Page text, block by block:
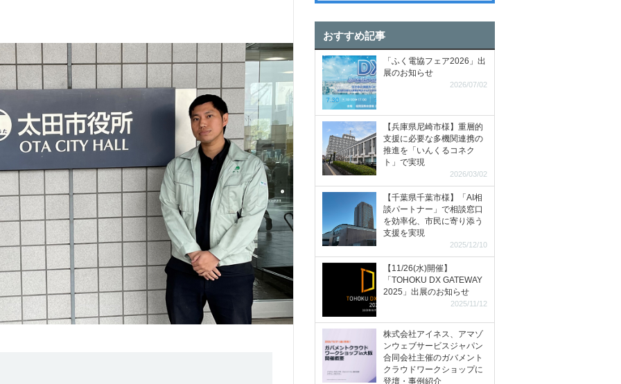
おすすめ記事
「ふく電協フェア2026」出
展のお知らせ
2026/07/02
【兵庫県尼崎市様】重層的
支援に必要な多機関連携の
推進を「いんくるコネク
ト」で実現
2026/03/02
【千葉県千葉市様】「AI相
談パートナー」で相談窓口
を効率化、市民に寄り添う
支援を実現
2025/12/10
【11/26(水)開催】
「TOHOKU DX GATEWAY
2025」出展のお知らせ
2025/11/12
株式会社アイネス、アマゾ
ンウェブサービスジャパン
合同会社主催のガバメント
クラウドワークショップに
登壇・事例紹介